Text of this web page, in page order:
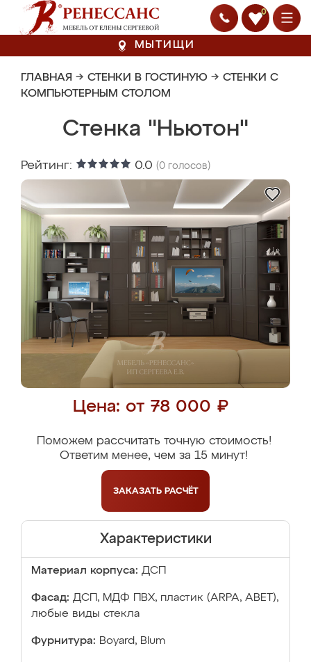
0
МЫТИЩИ
ГЛАВНАЯ → СТЕНКИ В ГОСТИНУЮ → СТЕНКИ С
КОМПЬЮТЕРНЫМ СТОЛОМ
Стенка "Ньютон"
Рейтинг: 0.0 (0 голосов)
Цена: от 78 000 ₽
Поможем рассчитать точную стоимость!
Ответим менее, чем за 15 минут!
ЗАКАЗАТЬ РАСЧЁТ
Характеристики
Материал корпуса: ДСП
Фасад: ДСП, МДФ ПВХ, пластик (ARPA, ABET),
любые виды стекла
Фурнитура: Boyard, Blum